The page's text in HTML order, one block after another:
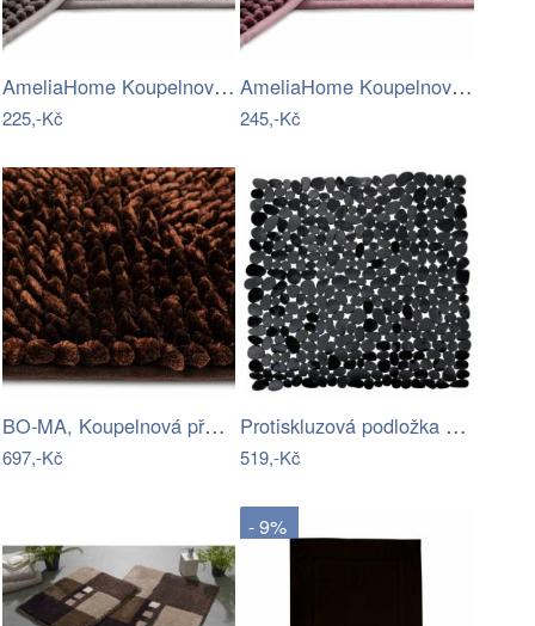
AmeliaHome Koupelnový koberec Bati…
225,-Kč
AmeliaHome Koupelnový koberec Bati…
245,-Kč
BO-MA, Koupelnová předložka Ella micro…
697,-Kč
Protiskluzová podložka do sprchy…
519,-Kč
- 9%